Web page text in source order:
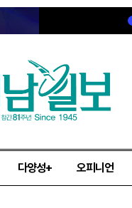
다양성+ 오피니언